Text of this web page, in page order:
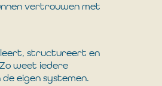
vertrouwen met
structureert en
weet iedere
eigen systemen.